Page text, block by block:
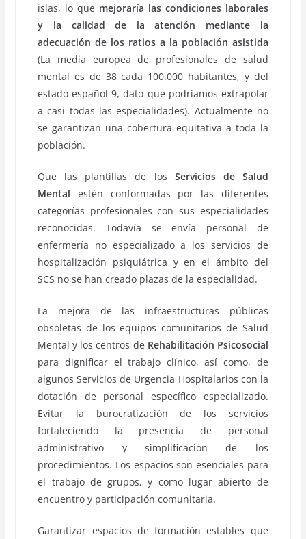
islas, lo que mejoraría las condiciones laborales
y la calidad de la atención mediante la
adecuación de los ratios a la población asistida
(La media europea de profesionales de salud
mental es de 38 cada 100.000 habitantes, y del
estado español 9, dato que podríamos extrapolar
a casi todas las especialidades). Actualmente no
se garantizan una cobertura equitativa a toda la
población.
Que las plantillas de los Servicios de Salud
Mental estén conformadas por las diferentes
categorías profesionales con sus especialidades
reconocidas. Todavía se envía personal de
enfermería no especializado a los servicios de
hospitalización psiquiátrica y en el ámbito del
SCS no se han creado plazas de la especialidad.
La mejora de las infraestructuras públicas
obsoletas de los equipos comunitarios de Salud
Mental y los centros de Rehabilitación Psicosocial
para dignificar el trabajo clínico, así como, de
algunos Servicios de Urgencia Hospitalarios con la
dotación de personal específico especializado.
Evitar la burocratización de los servicios
fortaleciendo la presencia de personal
administrativo y simplificación de los
procedimientos. Los espacios son esenciales para
el trabajo de grupos, y como lugar abierto de
encuentro y participación comunitaria.
Garantizar espacios de formación estables que